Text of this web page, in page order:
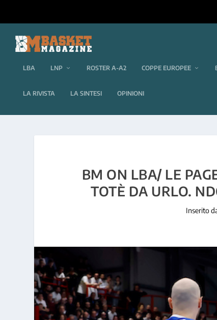
LBA LNP ROSTER A-A2 COPPE EUROPEE
LA RIVISTA LA SINTESI OPINIONI
BM ON LBA/ LE
TOTÈ DA URLO.
Inserito